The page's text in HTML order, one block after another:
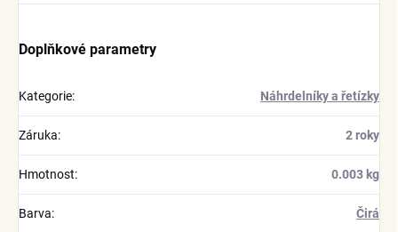
Doplňkové parametry
Kategorie: Náhrdelníky a řetízky
Záruka: 2 roky
Hmotnost: 0.003 kg
Barva: Čirá